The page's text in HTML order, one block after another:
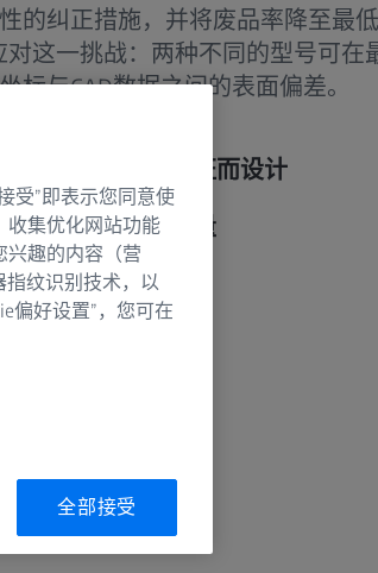
的纠正措施，并将废品率降至最低
对这一挑战：两种不同的型号可在
标与CAD数据之间的表面偏差。
重型部件的质量保证而设计
和测量，提高通量
灵活性高
受”即表示您同意使
收集优化网站功能
兴趣的内容（营
纹识别技术，以
偏好设置”，您可在
全部接受